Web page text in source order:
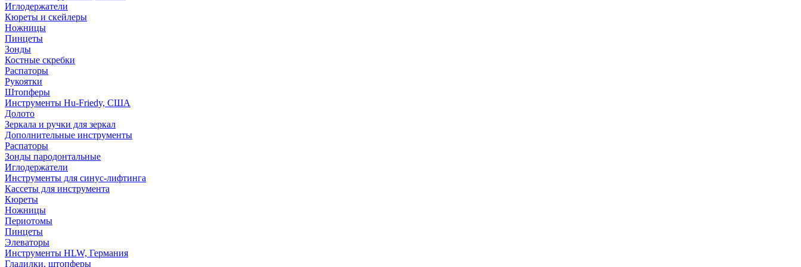
Иглодержатели
Кюреты и скейлеры
Ножницы
Пинцеты
Зонды
Костные скребки
Распаторы
Рукоятки
Штопферы
Инструменты Hu-Friedy, США
Долото
Зеркала и ручки для зеркал
Дополнительные инструменты
Распаторы
Зонды пародонтальные
Иглодержатели
Инструменты для синус-лифтинга
Кассеты для инструмента
Кюреты
Ножницы
Периотомы
Пинцеты
Элеваторы
Инструменты HLW, Германия
Гладилки, штопферы